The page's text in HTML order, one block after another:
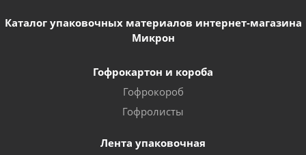
Каталог упаковочных материалов интернет-магазина
Микрон
Гофрокартон и короба
Гофрокороб
Гофролисты
Лента упаковочная